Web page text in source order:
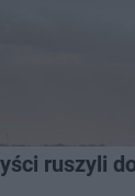
ruszyli